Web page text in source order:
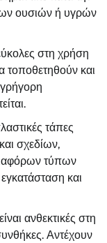
ουσιών ή υγρών
στη χρήση
τοποθετηθούν και
τάπες
σχεδίων,
τύπων
και
ανθεκτικές στη
Αντέχουν